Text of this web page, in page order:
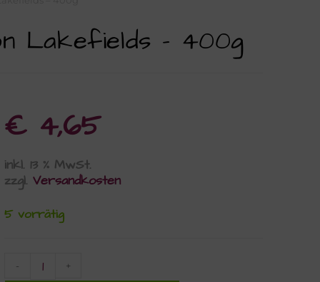
Lakefields – 400g
€ 4,65
inkl. 13 % MwSt.
zzgl.Versandkosten
5 vorrätig
- +